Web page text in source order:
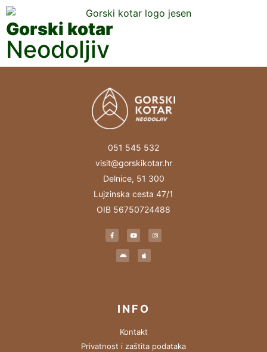
Gorski kotar
Neodoljiv
051 545 532
visit@gorskikotar.hr
Delnice, 51 300
Lujzinska cesta 47/1
OIB 56750724488
INFO
Kontakt
Privatnost i zaštita podataka